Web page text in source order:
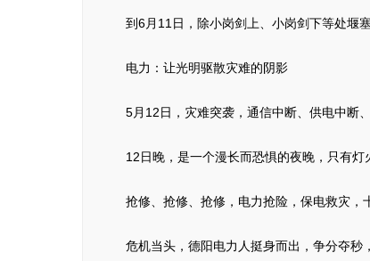
到6月11日，除小岗剑上、小岗剑下等处堰塞
电力：让光明驱散灾难的阴影
5月12日，灾难突袭，通信中断、供电中断、
12日晚，是一个漫长而恐惧的夜晚，只有灯
抢修、抢修、抢修，电力抢险，保电救灾，
危机当头，德阳电力人挺身而出，争分夺秒